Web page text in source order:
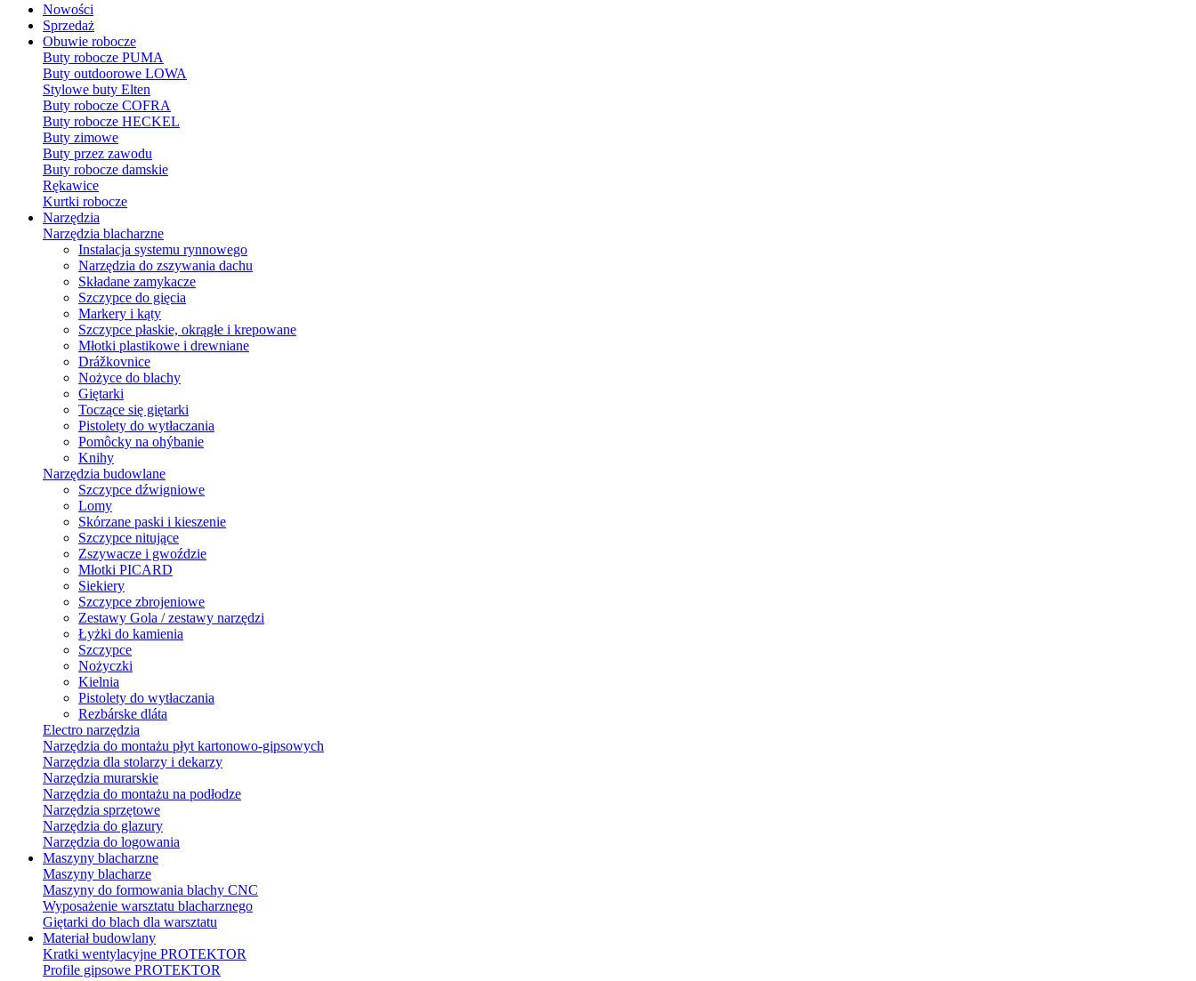
Nowości
Sprzedaż
Obuwie robocze
Buty robocze PUMA
Buty outdoorowe LOWA
Stylowe buty Elten
Buty robocze COFRA
Buty robocze HECKEL
Buty zimowe
Buty przez zawodu
Buty robocze damskie
Rękawice
Kurtki robocze
Narzędzia
Narzędzia blacharzne
Instalacja systemu rynnowego
Narzędzia do zszywania dachu
Składane zamykacze
Szczypce do gięcia
Markery i kąty
Szczypce płaskie, okrągłe i krepowane
Młotki plastikowe i drewniane
Drážkovnice
Nożyce do blachy
Giętarki
Toczące się giętarki
Pistolety do wytłaczania
Pomôcky na ohýbanie
Knihy
Narzędzia budowlane
Szczypce dźwigniowe
Lomy
Skórzane paski i kieszenie
Szczypce nitujące
Zszywacze i gwoździe
Młotki PICARD
Siekiery
Szczypce zbrojeniowe
Zestawy Gola / zestawy narzędzi
Łyżki do kamienia
Szczypce
Nożyczki
Kielnia
Pistolety do wytłaczania
Rezbárske dláta
Electro narzędzia
Narzędzia do montażu płyt kartonowo-gipsowych
Narzędzia dla stolarzy i dekarzy
Narzędzia murarskie
Narzędzia do montażu na podłodze
Narzędzia sprzętowe
Narzędzia do glazury
Narzędzia do logowania
Maszyny blacharzne
Maszyny blacharze
Maszyny do formowania blachy CNC
Wyposażenie warsztatu blacharznego
Giętarki do blach dla warsztatu
Materiał budowlany
Kratki wentylacyjne PROTEKTOR
Profile gipsowe PROTEKTOR